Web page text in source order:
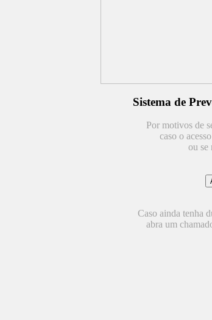
Sistema de
Por motivos de
caso o
ou se
Caso ainda tenha
abra um